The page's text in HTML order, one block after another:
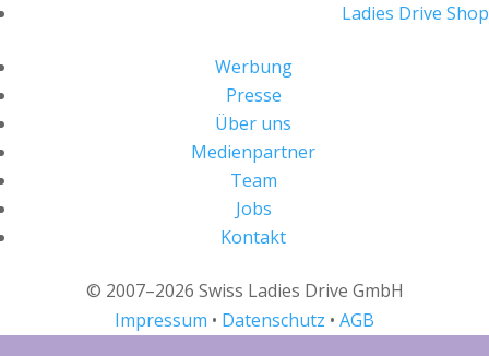
Ladies Drive Shop
Werbung
Presse
Über uns
Medienpartner
Team
Jobs
Kontakt
© 2007–2026 Swiss Ladies Drive GmbH
Impressum • Datenschutz • AGB